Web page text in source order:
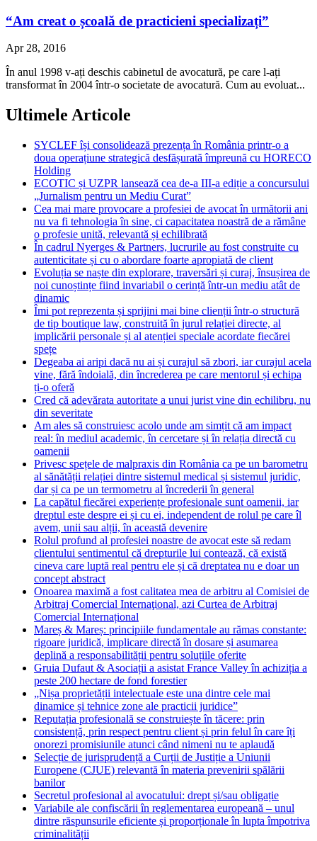
“Am creat o școală de practicieni specializați”
Apr 28, 2016
În anul 1998 v-ați deschis cabinetul de avocatură, pe care l-ați
transformat în 2004 într-o societate de avocatură. Cum au evoluat...
Ultimele Articole
SYCLEF își consolidează prezența în România printr-o a
doua operațiune strategică desfășurată împreună cu HORECO
Holding
ECOTIC și UZPR lansează cea de-a III-a ediție a concursului
„Jurnalism pentru un Mediu Curat”
Cea mai mare provocare a profesiei de avocat în următorii ani
nu va fi tehnologia în sine, ci capacitatea noastră de a rămâne
o profesie unită, relevantă și echilibrată
În cadrul Nyerges & Partners, lucrurile au fost construite cu
autenticitate și cu o abordare foarte apropiată de client
Evoluția se naște din explorare, traversări și curaj, însușirea de
noi cunoștințe fiind invariabil o cerință într-un mediu atât de
dinamic
Îmi pot reprezenta și sprijini mai bine clienții într-o structură
de tip boutique law, construită în jurul relației directe, al
implicării personale și al atenției speciale acordate fiecărei
spețe
Degeaba ai aripi dacă nu ai și curajul să zbori, iar curajul acela
vine, fără îndoială, din încrederea pe care mentorul și echipa
ți-o oferă
Cred că adevărata autoritate a unui jurist vine din echilibru, nu
din severitate
Am ales să construiesc acolo unde am simțit că am impact
real: în mediul academic, în cercetare și în relația directă cu
oamenii
Privesc spețele de malpraxis din România ca pe un barometru
al sănătății relației dintre sistemul medical și sistemul juridic,
dar și ca pe un termometru al încrederii în general
La capătul fiecărei experiențe profesionale sunt oamenii, iar
dreptul este despre ei și cu ei, independent de rolul pe care îl
avem, unii sau alții, în această devenire
Rolul profund al profesiei noastre de avocat este să redam
clientului sentimentul că drepturile lui contează, că există
cineva care luptă real pentru ele și că dreptatea nu e doar un
concept abstract
Onoarea maximă a fost calitatea mea de arbitru al Comisiei de
Arbitraj Comercial Internaţional, azi Curtea de Arbitraj
Comercial Internațional
Mareș & Mareș: principiile fundamentale au rămas constante:
rigoare juridică, implicare directă în dosare și asumarea
deplină a responsabilității pentru soluțiile oferite
Gruia Dufaut & Asociații a asistat France Valley în achiziția a
peste 200 hectare de fond forestier
„Nișa proprietății intelectuale este una dintre cele mai
dinamice și tehnice zone ale practicii juridice”
Reputația profesională se construiește în tăcere: prin
consistență, prin respect pentru client și prin felul în care îți
onorezi promisiunile atunci când nimeni nu te aplaudă
Selecție de jurisprudență a Curții de Justiție a Uniunii
Europene (CJUE) relevantă în materia prevenirii spălării
banilor
Secretul profesional al avocatului: drept și/sau obligație
Variabile ale confiscării în reglementarea europeană – unul
dintre răspunsurile eficiente și proporționale în lupta împotriva
criminalității